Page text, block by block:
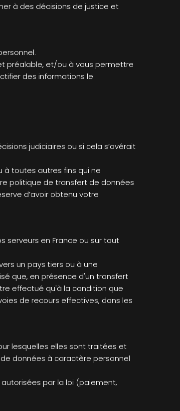
à des décisions de justice et
préalable, et/ou à vous permettre
des informations le
judiciaires ou si cela s’avérait
toutes autres fins qui ne
politique de transfert de données
d’avoir obtenu votre
en France ou sur tout
un pays tiers ou à une
que, en présence d'un transfert
effectué qu'à la condition que
de recours effectives, dans les
lesquelles elles sont traitées et
données à caractère personnel
par la loi (paiement,